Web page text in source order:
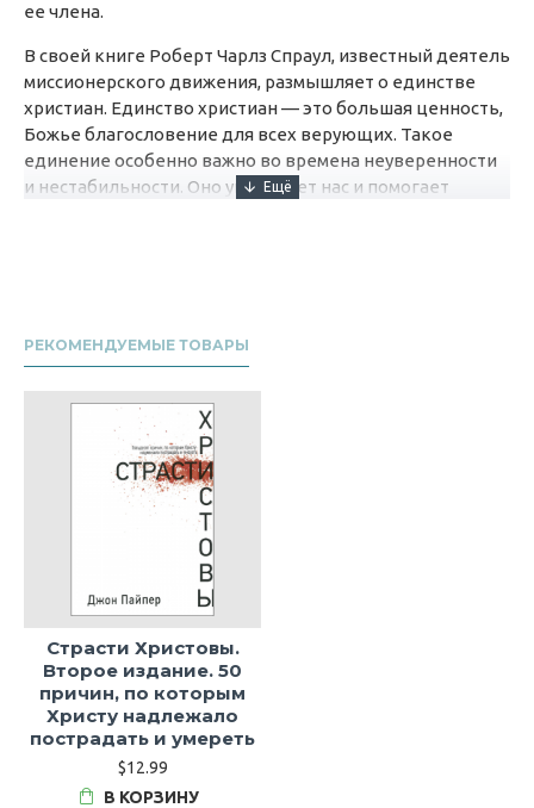
ее члена.
В своей книге Роберт Чарлз Спраул, известный деятель
миссионерского движения, размышляет о единстве
христиан. Единство христиан — это большая ценность,
Божье благословение для всех верующих. Такое
единение особенно важно во времена неуверенности
и нестабильности. Оно укрепляет нас и помогает
анализирует проблемы, стоящие сегодня перед
церковью и размышляет о путях, ведущих к
христианскому единству.
РЕКОМЕНДУЕМЫЕ ТОВАРЫ
Страсти Христовы.
Второе издание. 50
причин, по которым
Христу надлежало
пострадать и умереть
$12.99
В КОРЗИНУ